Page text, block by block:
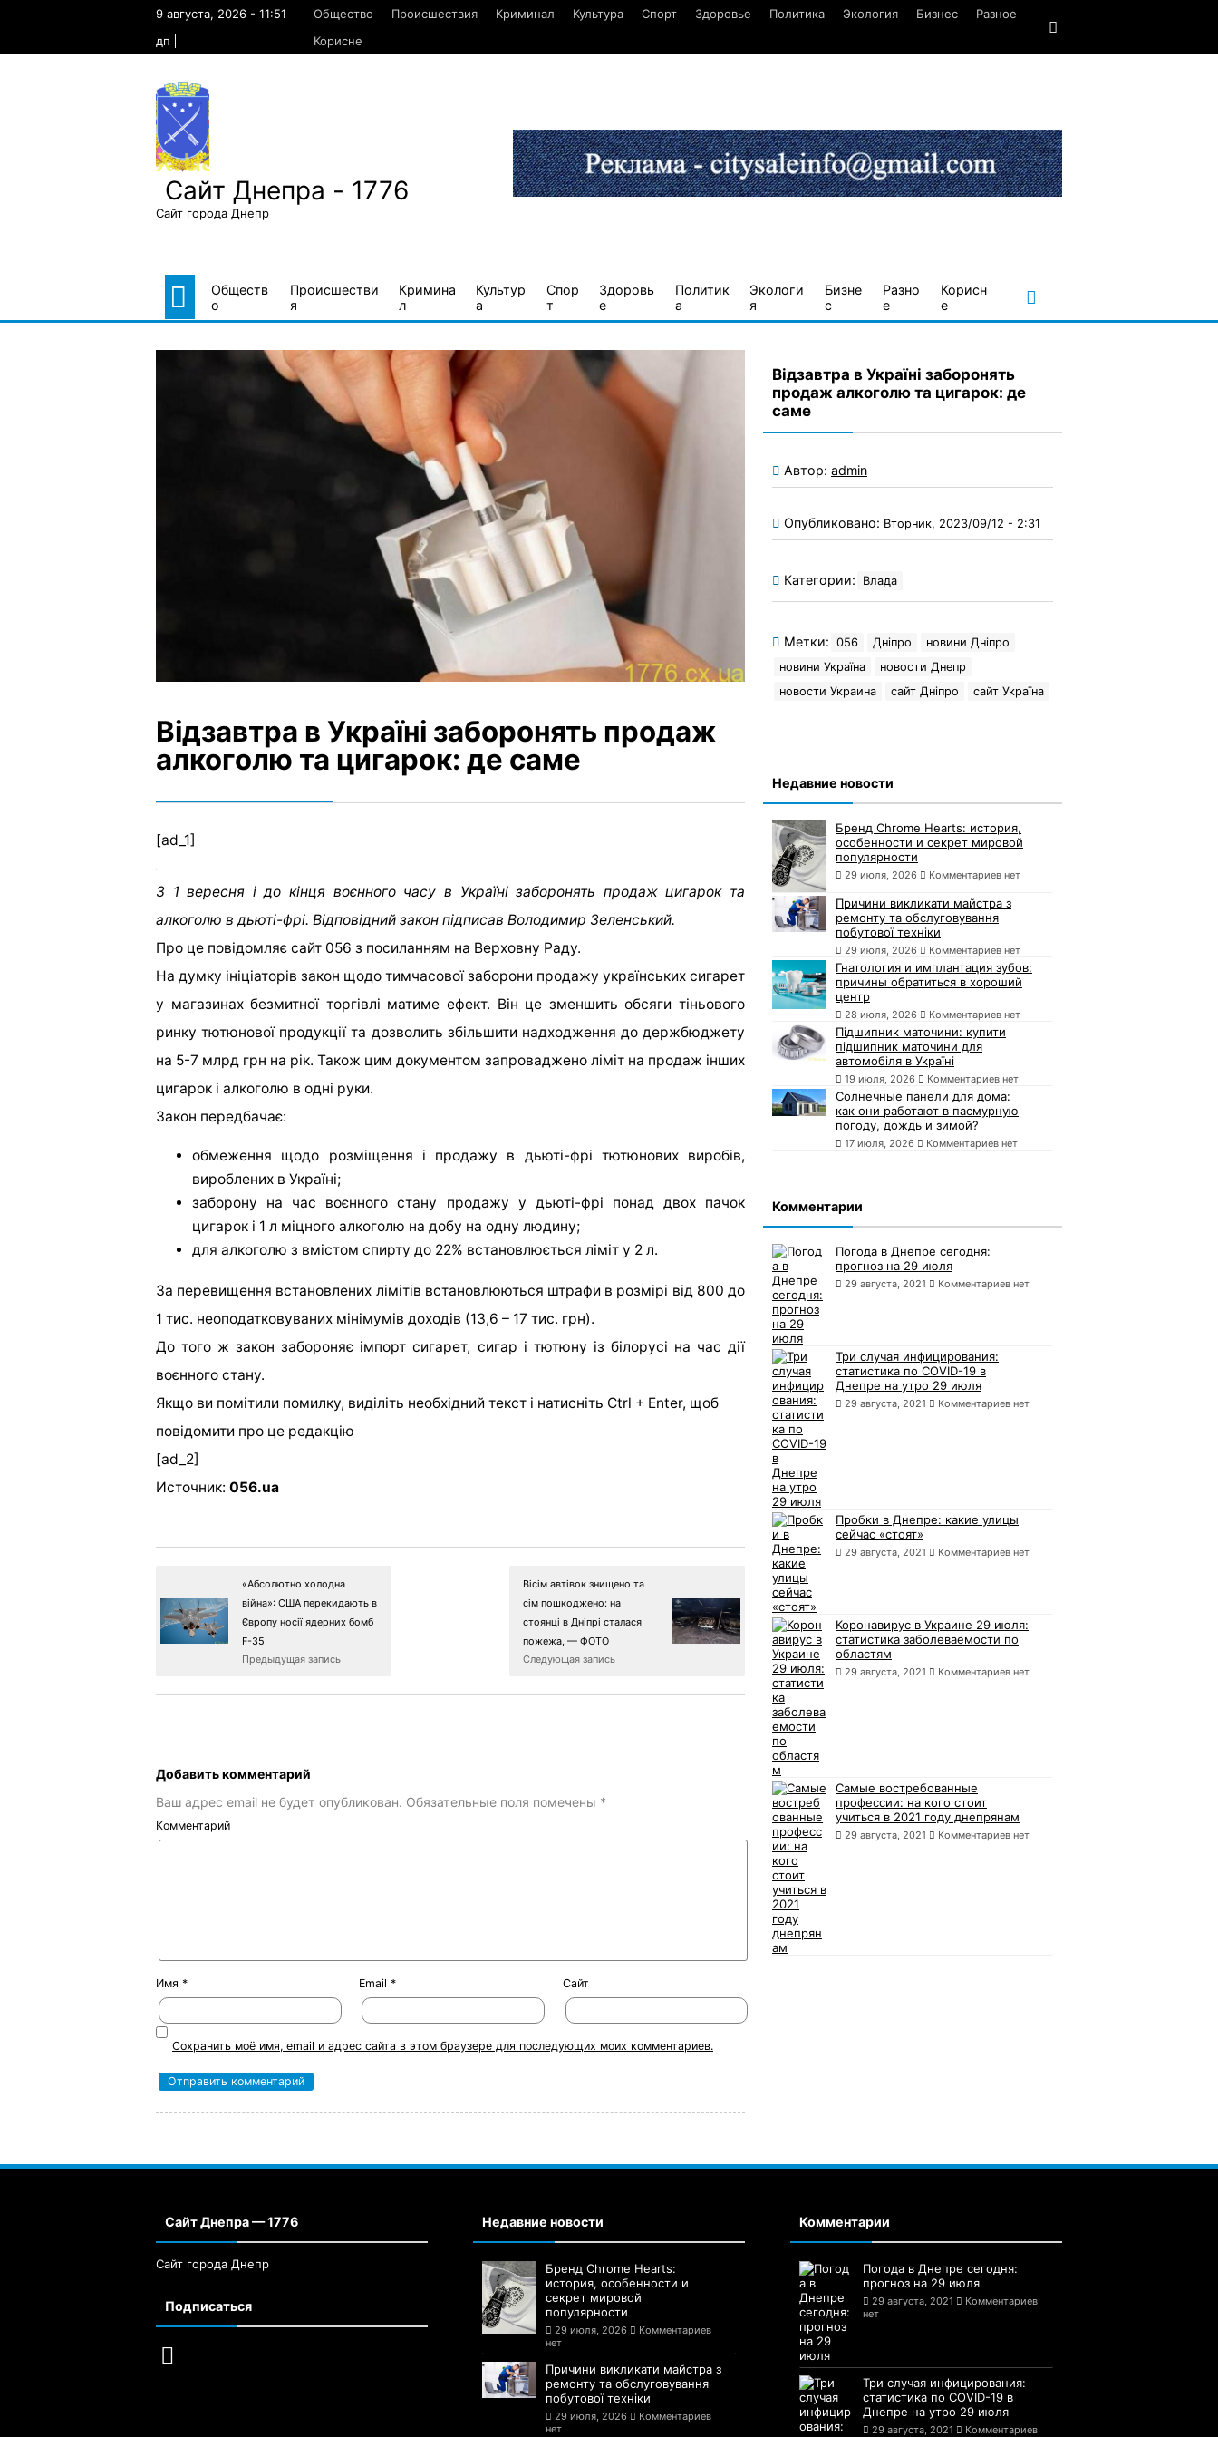
9 августа, 2026 - 11:51
дп
Общество Происшествия Криминал Культура Спорт Здоровье Политика Экология Бизнес
Разное
Корисне
Сайт Днепра - 1776
Сайт города Днепр
Обществ
о
Происшестви
я
Кримина
л
Культур
а
Спор
т
Здоровь
е
Политик
а
Экологи
я
Бизне
с
Разно
е
Корисн
е
Відзавтра в Україні заборонять продаж
алкоголю та цигарок: де саме
[ad_1]
З 1 вересня і до кінця воєнного часу в Україні заборонять продаж цигарок та
алкоголю в дьюті-фрі. Відповідний закон підписав Володимир Зеленський.
Про це повідомляє сайт 056 з посиланням на Верховну Раду.
На думку ініціаторів закон щодо тимчасової заборони продажу українських сигарет
у магазинах безмитної торгівлі матиме ефект. Він це зменшить обсяги тіньового
ринку тютюнової продукції та дозволить збільшити надходження до держбюджету
на 5-7 млрд грн на рік. Також цим документом запроваджено ліміт на продаж інших
цигарок і алкоголю в одні руки.
Закон передбачає:
обмеження щодо розміщення і продажу в дьюті-фрі тютюнових виробів,
вироблених в Україні;
заборону на час воєнного стану продажу у дьюті-фрі понад двох пачок
цигарок і 1 л міцного алкоголю на добу на одну людину;
для алкоголю з вмістом спирту до 22% встановлюється ліміт у 2 л.
За перевищення встановлених лімітів встановлюються штрафи в розмірі від 800 до
1 тис. неоподатковуваних мінімумів доходів (13,6 – 17 тис. грн).
До того ж закон забороняє імпорт сигарет, сигар і тютюну із білорусі на час дії
воєнного стану.
Якщо ви помітили помилку, виділіть необхідний текст і натисніть Ctrl + Enter, щоб
повідомити про це редакцію
[ad_2]
Источник: 056.ua
«Абсолютно холодна
війна»: США перекидають в
Європу носії ядерних бомб
F-35
Предыдущая запись
Вісім автівок знищено та
сім пошкоджено: на
стоянці в Дніпрі сталася
пожежа, — ФОТО
Следующая запись
Добавить комментарий
Ваш адрес email не будет опубликован. Обязательные поля помечены *
Комментарий
Имя * Email* Сайт
Сохранить моё имя, email и адрес сайта в этом браузере для последующих моих комментариев.
Відзавтра в Україні заборонять
продаж алкоголю та цигарок: де
саме
Автор: admin
Опубликовано: Вторник, 2023/09/12 - 2:31
Категории: Влада
Метки: 056 Дніпро
новини Дніпро
новини Україна
новости Днепр
новости Украина
сайт Дніпро сайт Україна
Недавние новости
Бренд Chrome Hearts: история,
особенности и секрет мировой
популярности
29 июля, 2026 Комментариев нет
Причини викликати майстра з
ремонту та обслуговування
побутової техніки
29 июля, 2026 Комментариев нет
Гнатология и имплантация зубов:
причины обратиться в хороший
центр
28 июля, 2026 Комментариев нет
Підшипник маточини: купити
підшипник маточини для
автомобіля в Україні
19 июля, 2026 Комментариев нет
Солнечные панели для дома:
как они работают в пасмурную
погоду, дождь и зимой?
17 июля, 2026 Комментариев нет
Комментарии
Погода в Днепре сегодня:
прогноз на 29 июля
29 августа, 2021 Комментариев нет
Три случая инфицирования:
статистика по COVID-19 в
Днепре на утро 29 июля
29 августа, 2021 Комментариев нет
Пробки в Днепре: какие улицы
сейчас «стоят»
29 августа, 2021 Комментариев нет
Коронавирус в Украине 29 июля:
статистика заболеваемости по
областям
29 августа, 2021 Комментариев нет
Самые востребованные
профессии: на кого стоит
учиться в 2021 году днепрянам
29 августа, 2021 Комментариев нет
Сайт Днепра — 1776
Сайт города Днепр
Подписаться
Недавние новости
Бренд Chrome Hearts:
история, особенности и
секрет мировой
популярности
29 июля, 2026
Комментариев
нет
Причини викликати майстра з
ремонту та обслуговування
побутової техніки
29 июля, 2026
Комментариев
нет
Комментарии
Погода в Днепре сегодня:
прогноз на 29 июля
29 августа, 2021
Комментариев
нет
Три случая инфицирования:
статистика по COVID-19 в
Днепре на утро 29 июля
29 августа, 2021
Комментариев